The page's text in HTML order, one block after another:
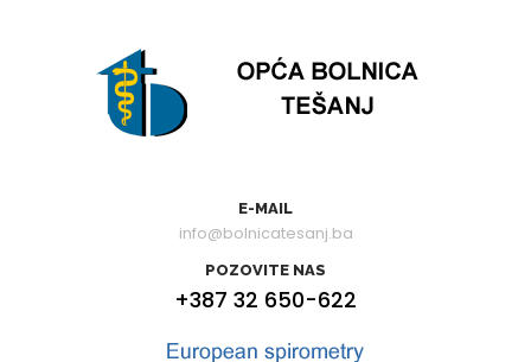
E-MAIL
info@bolnicatesanj.ba
POZOVITE NAS
+387 32 650-622